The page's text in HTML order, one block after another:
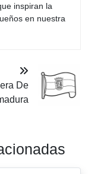
inspiran la
en nuestra
De